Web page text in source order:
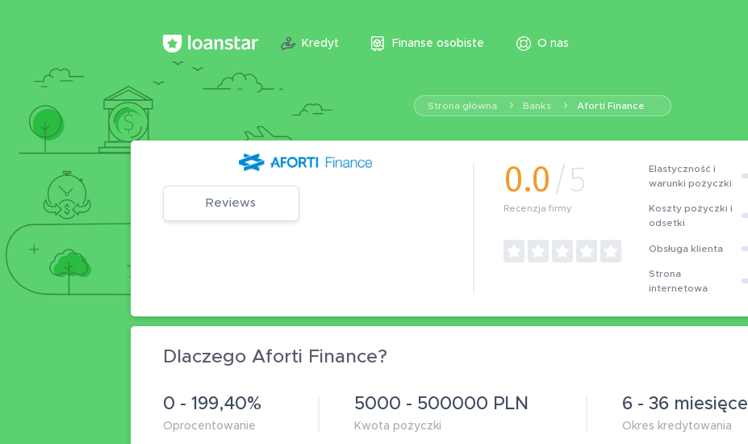
Kredyt Finanse osobiste O nas
Strona główna Banks Aforti Finance
Reviews
0.0/5
Recenzja firmy
Elastyczność i
warunki pożyczki
Koszty pożyczki i
odsetki
Obsługa klienta
Strona
internetowa
Dlaczego Aforti Finance?
0 - 199,40%
Oprocentowanie
5000 - 500000 PLN
Kwota pożyczki
6 - 36 miesięce
Okres kredytowania